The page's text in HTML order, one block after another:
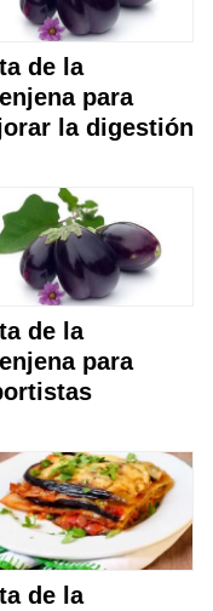
de la
para
la digestión
de la
para
de la